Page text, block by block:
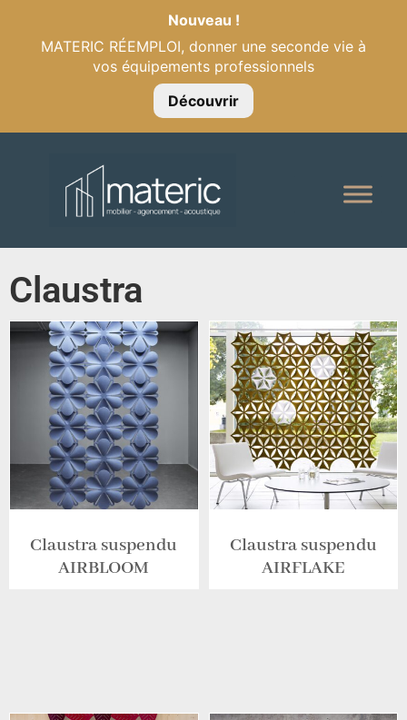
Nouveau !
MATERIC RÉEMPLOI, donner une seconde vie à
vos équipements professionnels
Découvrir
Claustra
Claustra suspendu
AIRBLOOM
Claustra suspendu
AIRFLAKE